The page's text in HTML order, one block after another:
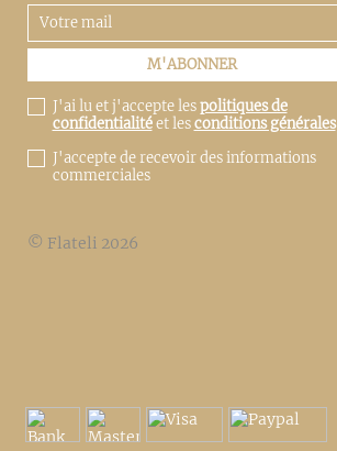
J'ai lu et j'accepte lespolitiques de
confidentialitéet lesconditions générales
J'accepte de recevoir des informations
commerciales
© Flateli 2026